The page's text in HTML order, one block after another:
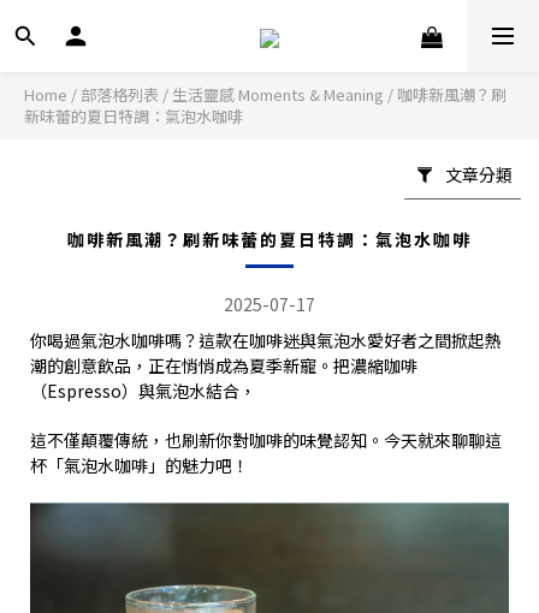
Home / 部落格列表 / 生活靈感 Moments & Meaning / 咖啡新風潮？刷
新味蕾的夏日特調：氣泡水咖啡
文章分類
咖啡新風潮？刷新味蕾的夏日特調：氣泡水咖啡
2025-07-17
你喝過氣泡水咖啡嗎？這款在咖啡迷與氣泡水愛好者之間掀起熱
潮的創意飲品，正在悄悄成為夏季新寵。把濃縮咖啡
（Espresso）與氣泡水結合，
這不僅顛覆傳統，也刷新你對咖啡的味覺認知。今天就來聊聊這
杯「氣泡水咖啡」的魅力吧！